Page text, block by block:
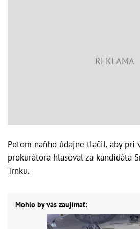
Potom naňho údajne tlačil, aby pri
prokurátora hlasoval za kandidáta
Trnku.
Mohlo by vás zaujímať: